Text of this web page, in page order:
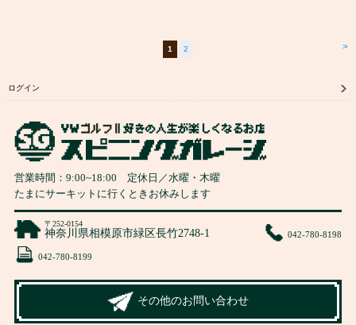
>
1 2
ログイン
営業時間： 9:00~18:00 定休日／水曜・木曜
たまにサーキットに行くときお休みします
〒252-0154
神奈川県相模原市緑区長竹2748-1 042-780-8198
042-780-8199
その他のお問い合わせ